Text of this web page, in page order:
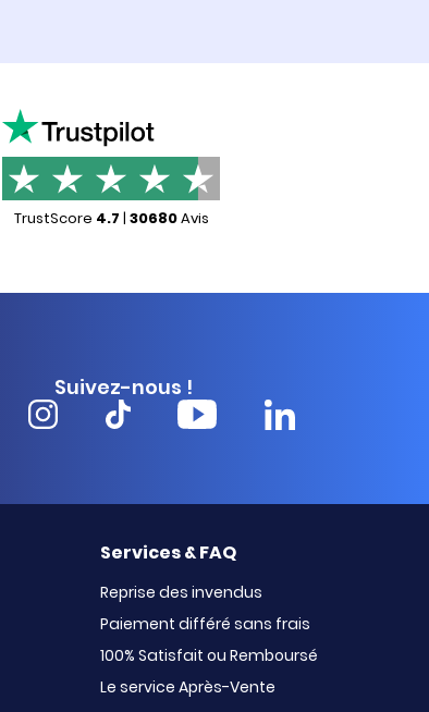
TrustScore 4.7 | 30680Avis
Suivez-nous !
Services & FAQ
Reprise des invendus
Paiement différé sans frais
100% Satisfait ou Remboursé
Le service Après-Vente